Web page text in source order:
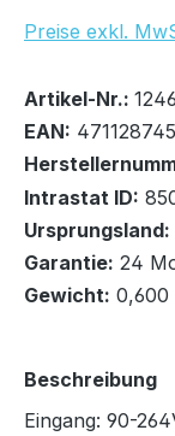
UVP Netto:
Preise exkl.
Bestand:35x
Sofort
In den
Artikel-Nr.:
EAN:
Intrastat ID:
Ursprungsland:
Garantie: 24
Gewicht: 0,600
Beschreibung
Eingang: 90-